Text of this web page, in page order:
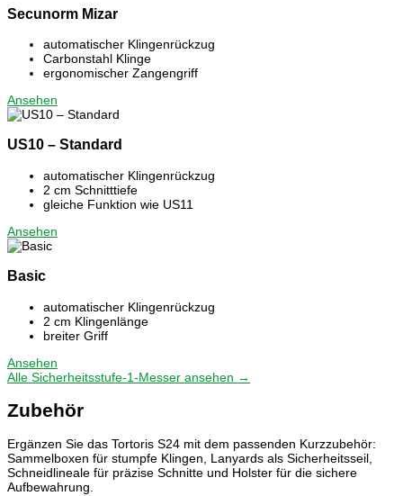
Secunorm Mizar
automatischer Klingenrückzug
Carbonstahl Klinge
ergonomischer Zangengriff
Ansehen
US10 – Standard
automatischer Klingenrückzug
2 cm Schnitttiefe
gleiche Funktion wie US11
Ansehen
Basic
automatischer Klingenrückzug
2 cm Klingenlänge
breiter Griff
Ansehen
Alle Sicherheitsstufe-1-Messer ansehen →
Zubehör
Ergänzen Sie das Tortoris S24 mit dem passenden Kurzzubehör:
Sammelboxen für stumpfe Klingen, Lanyards als Sicherheitsseil,
Schneidlineale für präzise Schnitte und Holster für die sichere
Aufbewahrung.